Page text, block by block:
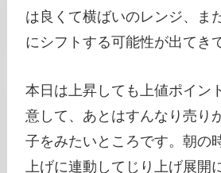
は良くて横ばいのレンジ、ま
にシフトする可能性が出てき
本日は上昇しても上値ポイン
意して、あとはすんなり売り
子をみたいところです。朝の
上げに連動してじり上げ展開